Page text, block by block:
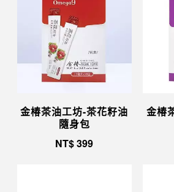
金椿茶油工坊-茶花籽油
隨身包
NT$399
金椿